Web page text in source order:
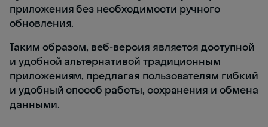
приложения без необходимости ручного
обновления.
Таким образом, веб-версия является доступной
и удобной альтернативой традиционным
приложениям, предлагая пользователям гибкий
и удобный способ работы, сохранения и обмена
данными.